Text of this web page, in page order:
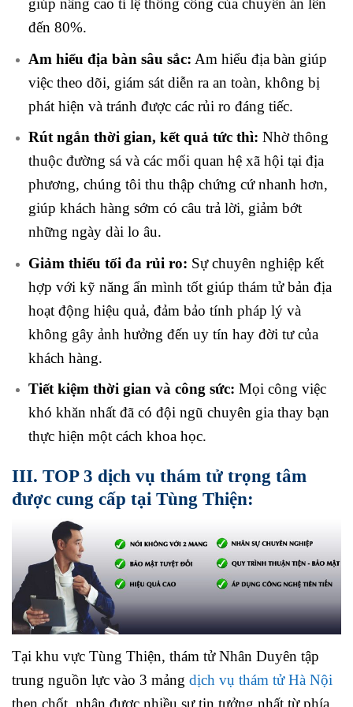
giúp nâng cao tỉ lệ thông công của chuyên án lên
đến 80%.
Am hiểu địa bàn sâu sắc: Am hiểu địa bàn giúp
việc theo dõi, giám sát diễn ra an toàn, không bị
phát hiện và tránh được các rủi ro đáng tiếc.
Rút ngắn thời gian, kết quả tức thì: Nhờ thông
thuộc đường sá và các mối quan hệ xã hội tại địa
phương, chúng tôi thu thập chứng cứ nhanh hơn,
giúp khách hàng sớm có câu trả lời, giảm bớt
những ngày dài lo âu.
Giảm thiểu tối đa rủi ro: Sự chuyên nghiệp kết
hợp với kỹ năng ẩn mình tốt giúp thám tử bản địa
hoạt động hiệu quả, đảm bảo tính pháp lý và
không gây ảnh hưởng đến uy tín hay đời tư của
khách hàng.
Tiết kiệm thời gian và công sức: Mọi công việc
khó khăn nhất đã có đội ngũ chuyên gia thay bạn
thực hiện một cách khoa học.
III. TOP 3 dịch vụ thám tử trọng tâm
được cung cấp tại Tùng Thiện:
Tại khu vực Tùng Thiện, thám tử Nhân Duyên tập
trung nguồn lực vào 3 mảng dịch vụ thám tử Hà Nội
then chốt, nhận được nhiều sự tin tưởng nhất từ phía